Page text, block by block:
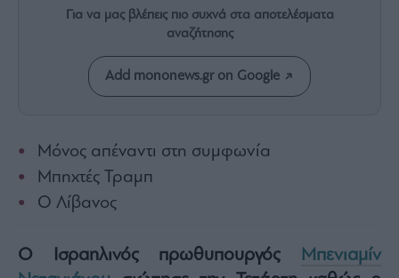
Άρθρα
Les
Bons
Vivants
Life
&
Για να μας βλέπεις πιο συχνά στα αποτελέσματα
αναζήτησης
Add mononews.gr on Google
Μόνος απέναντι στη συμφωνία
Μπηχτές Τραμπ
O Λίβανος
Ο Ισραηλινός πρωθυπουργός
Μπενιαμίν